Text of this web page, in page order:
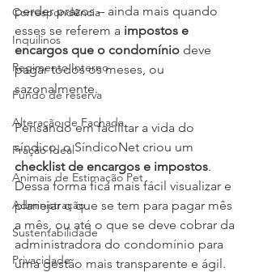
Correspondência
Inquilinos
Regimento Interno
Fundo de reserva
Alteração de Fachada
Fração Ideal
Animais de Estimação Pet
Administração
Sustentabilidade
Privacidade
perder prazos – ainda mais quando
esses se referem a impostos e
encargos que o condomínio deve
pagar todos os meses, ou
sazonalmente.
Pensando em facilitar a vida do
síndico, o SíndicoNet criou um
checklist de encargos e impostos.
Dessa forma fica mais fácil visualizar e
planejar o que se tem para pagar mês
a mês, ou até o que se deve cobrar da
administradora do condomínio para
uma gestão mais transparente e ágil.